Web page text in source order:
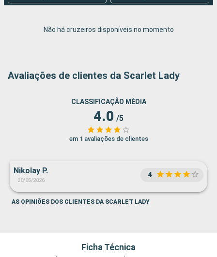
Não há cruzeiros disponíveis no momento
Avaliações de clientes da Scarlet Lady
CLASSIFICAÇÃO MÉDIA
4.0 /5
em 1 avaliações de clientes
Nikolay P.
20/05/2026
4
AS OPINIÕES DOS CLIENTES DA SCARLET LADY
Ficha Técnica